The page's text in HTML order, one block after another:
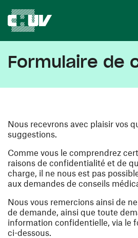
Formulaire de
Nous recevrons avec plaisir vos
suggestions.
Comme vous le comprendrez
raisons de confidentialité et de
charge, il ne nous est pas
aux demandes de conseils
Nous vous remercions ainsi de
de demande, ainsi que toute
information confidentielle, via le
ci-dessous.